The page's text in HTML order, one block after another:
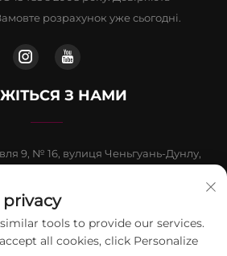
розрахунок уже сьогодні.
З НАМИ
9, № 16, вулиця Ченьгуань-Дунлу,
privacy
tools to provide our services.
all cookies, click Personalize